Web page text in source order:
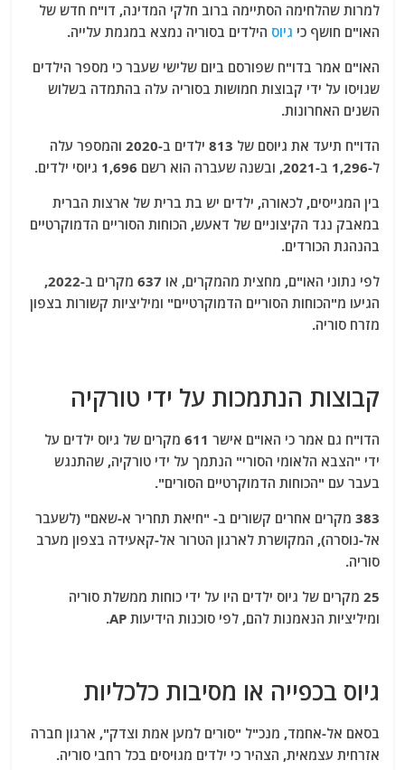
at
s
A
p
p
e
g
ra
m
ai
l
itt
er
c
e
b
o
k
למרות שהלחימה הסתיימה ברוב חלקי המדינה, דו"ח חדש של
האו"ם חושף כי גיוס הילדים בסוריה נמצא במגמת עלייה.
האו"ם אמר בדו"ח שפורסם ביום שלישי שעבר כי מספר הילדים
שגויסו על ידי קבוצות חמושות בסוריה עלה בהתמדה בשלוש
השנים האחרונות.
הדו"ח תיעד את גיוסם של 813 ילדים ב-2020 והמספר עלה
ל-1,296 ב-2021, ובשנה שעברה הוא רשם 1,696 גיוסי ילדים.
בין המגייסים, לכאורה, ילדים יש בת ברית של ארצות הברית
במאבק נגד הקיצוניים של דאעש, הכוחות הסוריים הדמוקרטיים
בהנהגת הכורדים.
לפי נתוני האו"ם, מחצית מהמקרים, או 637 מקרים ב-2022,
הגיעו מ"הכוחות הסוריים הדמוקרטיים" ומיליציות קשורות בצפון
מזרח סוריה.
קבוצות הנתמכות על ידי טורקיה
הדו"ח גם אמר כי האו"ם אישר 611 מקרים של גיוס ילדים על
ידי "הצבא הלאומי הסורי" הנתמך על ידי טורקיה, שהתנגש
בעבר עם "הכוחות הדמוקרטיים הסורים".
383 מקרים אחרים קשורים ב- "חיאת תחריר א-שאם" (לשעבר
אל-נוסרה), המקושרת לארגון הטרור אל-קאעידה בצפון מערב
סוריה.
25 מקרים של גיוס ילדים היו על ידי כוחות ממשלת סוריה
ומיליציות הנאמנות להם, לפי סוכנות הידיעות AP.
גיוס בכפייה או מסיבות כלכליות
בסאם אל-אחמד, מנכ"ל "סורים למען אמת וצדק", ארגון חברה
אזרחית עצמאית, הצהיר כי ילדים מגויסים בכל רחבי סוריה.